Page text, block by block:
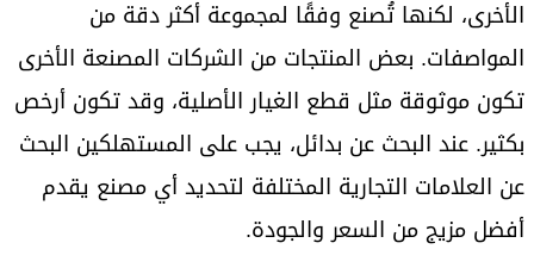
الأخرى، لكنها تُصنع وفقًا لمجموعة أكثر دقة من
المواصفات. بعض المنتجات من الشركات المصنعة الأخرى
تكون موثوقة مثل قطع الغيار الأصلية، وقد تكون أرخص
بكثير. عند البحث عن بدائل، يجب على المستهلكين البحث
عن العلامات التجارية المختلفة لتحديد أي مصنع يقدم
أفضل مزيج من السعر والجودة.